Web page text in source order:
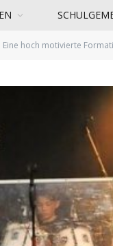
Eine hoch motivierte